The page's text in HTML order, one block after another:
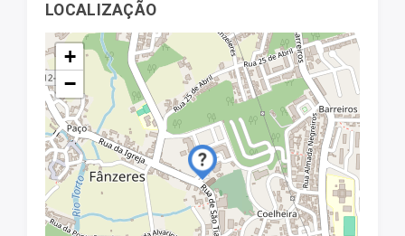
LOCALIZAÇÃO
+
−